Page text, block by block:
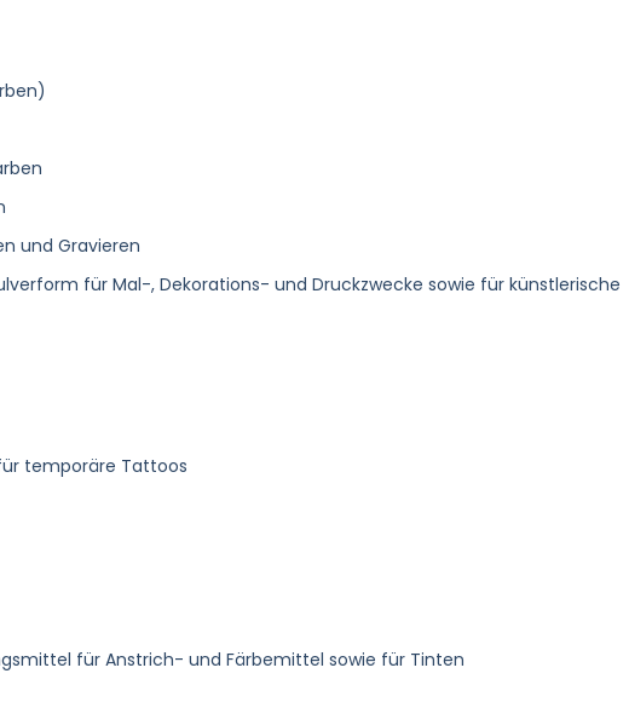
und Gravieren
für Mal-, Dekorations- und Druckzwecke sowie für künstlerische
temporäre Tattoos
für Anstrich- und Färbemittel sowie für Tinten